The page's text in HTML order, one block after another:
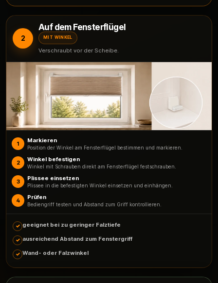
2
Auf dem Fensterflügel
MIT WINKEL
Verschraubt vor der Scheibe.
1 Markieren
Position der Winkel am Fensterflügel bestimmen und markieren.
2 Winkel befestigen
Winkel mit Schrauben direkt am Fensterflügel festschrauben.
3 Plissee einsetzen
Plissee in die befestigten Winkel einsetzen und einhängen.
4 Prüfen
Bediengriff testen und Abstand zum Griff kontrollieren.
geeignet bei zu geringer Falztiefe
ausreichend Abstand zum Fenstergriff
Wand- oder Falzwinkel